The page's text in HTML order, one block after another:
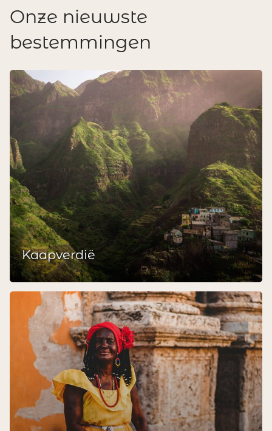
Onze nieuwste
bestemmingen
Kaapverdië